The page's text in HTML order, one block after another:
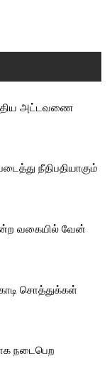
அட்டவணை
நீதிபதியாகும்
வகையில் வேன்
சொத்துக்கள்
நடைபெற